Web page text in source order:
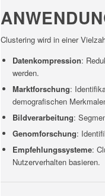
Clustering wird in einer
Datenkompression:
werden.
Marktforschung:
demografischen
Bildverarbeitung:
Genomforschung:
Empfehlungssysteme:
Nutzerverhalten basieren.